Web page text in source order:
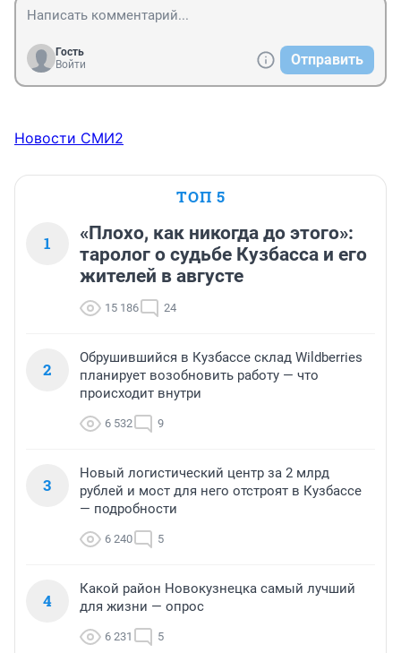
Гость
Войти
Отправить
Новости СМИ2
ТОП 5
1
«Плохо, как никогда до этого»:
таролог о судьбе Кузбасса и его
жителей в августе
15 186 24
2
Обрушившийся в Кузбассе склад Wildberries
планирует возобновить работу — что
происходит внутри
6 532 9
3
Новый логистический центр за 2 млрд
рублей и мост для него отстроят в Кузбассе
— подробности
6 240 5
4
Какой район Новокузнецка самый лучший
для жизни — опрос
6 231 5